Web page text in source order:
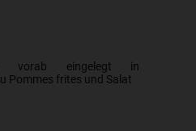
vorab eingelegt in
Pommes frites und Salat
Allgemeinen
.